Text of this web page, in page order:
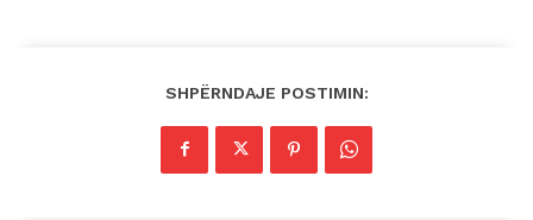
SHPËRNDAJE POSTIMIN: